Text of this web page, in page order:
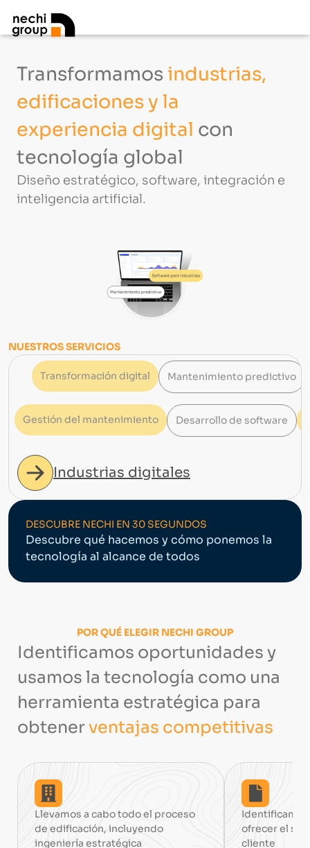
Transformamos industrias,
edificaciones y la
experiencia digital con
tecnología global
Diseño estratégico, software, integración e
inteligencia artificial.
NUESTROS SERVICIOS
Transformación digital Mantenimiento predictivo
Gestión del mantenimiento Desarrollo de software
KNXIndustrias digitales
DESCUBRE NECHI EN 30 SEGUNDOS
Descubre qué hacemos y cómo ponemos la
tecnología al alcance de todos
POR QUÉ ELEGIR NECHI GROUP
Identificamos oportunidades y
usamos la tecnología como una
herramienta estratégica para
obtenerventajas competitivas
Llevamos a cabo todo el proceso
de edificación, incluyendo
ingeniería estratégica
ofrecer el
cliente